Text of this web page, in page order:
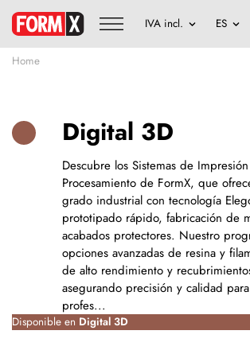
Home
Digital 3D
Descubre los Sistemas de
Procesamiento de FormX, que
grado industrial con tecnología
prototipado rápido, fabricación de
acabados protectores. Nuestro
opciones avanzadas de resina y
de alto rendimiento y
asegurando precisión y calidad
profes...
Disponible en Digital 3D